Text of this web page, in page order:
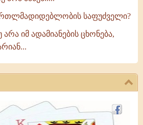
საფუძველი?
იმ ადამიანების ცხონება,